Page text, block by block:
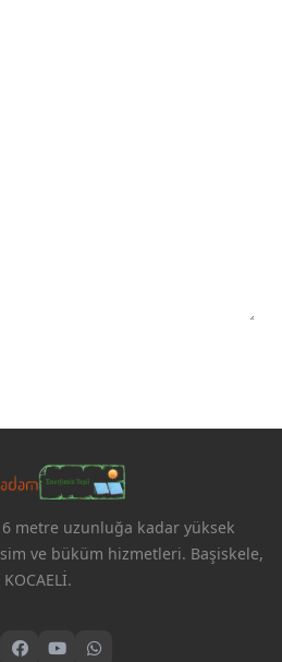
metre uzunluğa kadar yüksek
ve büküm hizmetleri. Başiskele,
KOCAELİ.